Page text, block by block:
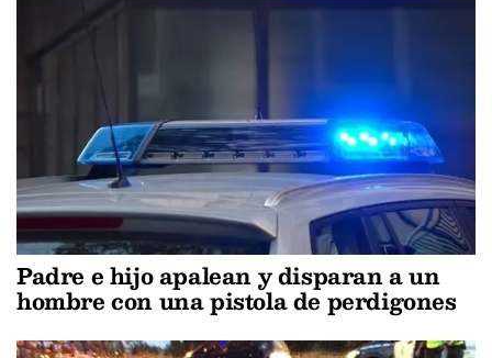
Padre e hijo apalean y disparan a un
hombre con una pistola de perdigones